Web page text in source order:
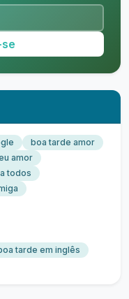
boa tarde amor
amor
todos
tarde em inglês